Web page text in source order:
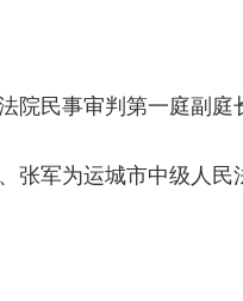
院民事审判第一庭副
张军为运城市中级人